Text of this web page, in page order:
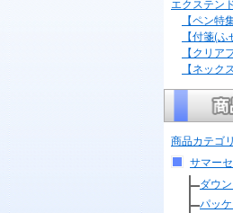
【ペン特
【付箋(ふ
【クリア
【ネック
商品カテゴ
サマー
ダウ
パッ